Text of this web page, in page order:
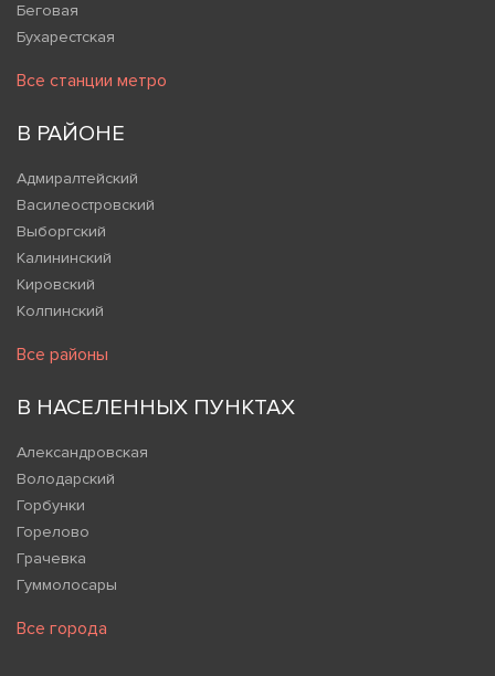
Беговая
Бухарестская
Все станции метро
В РАЙОНЕ
Адмиралтейский
Василеостровский
Выборгский
Калининский
Кировский
Колпинский
Все районы
В НАСЕЛЕННЫХ ПУНКТАХ
Александровская
Володарский
Горбунки
Горелово
Грачевка
Гуммолосары
Все города